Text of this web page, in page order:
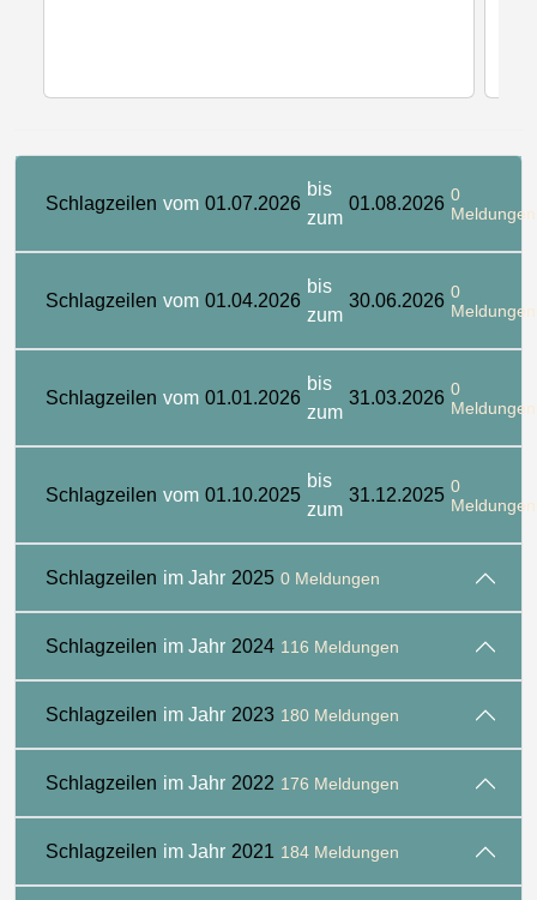
Schlagzeilen vom 01.07.2026
bis
zum
01.08.2026 0
Meldungen
Schlagzeilen vom 01.04.2026
bis
zum
30.06.2026 0
Meldungen
Schlagzeilen vom 01.01.2026
bis
zum
31.03.2026 0
Meldungen
Schlagzeilen vom 01.10.2025
bis
zum
31.12.2025 0
Meldungen
Schlagzeilen im Jahr 2025 0 Meldungen
Schlagzeilen im Jahr 2024 116 Meldungen
Schlagzeilen im Jahr 2023 180 Meldungen
Schlagzeilen im Jahr 2022 176 Meldungen
Schlagzeilen im Jahr 2021 184 Meldungen